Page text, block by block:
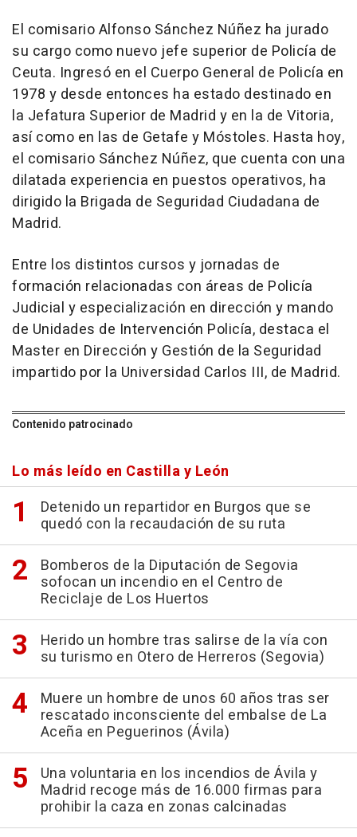
El comisario Alfonso Sánchez Núñez ha jurado
su cargo como nuevo jefe superior de Policía de
Ceuta. Ingresó en el Cuerpo General de Policía en
1978 y desde entonces ha estado destinado en
la Jefatura Superior de Madrid y en la de Vitoria,
así como en las de Getafe y Móstoles. Hasta hoy,
el comisario Sánchez Núñez, que cuenta con una
dilatada experiencia en puestos operativos, ha
dirigido la Brigada de Seguridad Ciudadana de
Madrid.
Entre los distintos cursos y jornadas de
formación relacionadas con áreas de Policía
Judicial y especialización en dirección y mando
de Unidades de Intervención Policía, destaca el
Master en Dirección y Gestión de la Seguridad
impartido por la Universidad Carlos III, de Madrid.
Contenido patrocinado
Lo más leído en Castilla y León
Detenido un repartidor en Burgos que se
quedó con la recaudación de su ruta
Bomberos de la Diputación de Segovia
sofocan un incendio en el Centro de
Reciclaje de Los Huertos
Herido un hombre tras salirse de la vía con
su turismo en Otero de Herreros (Segovia)
Muere un hombre de unos 60 años tras ser
rescatado inconsciente del embalse de La
Aceña en Peguerinos (Ávila)
Una voluntaria en los incendios de Ávila y
Madrid recoge más de 16.000 firmas para
prohibir la caza en zonas calcinadas